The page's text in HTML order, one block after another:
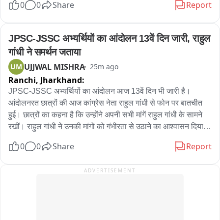
আশঙ্কা রয়েছে। নিত্যদিন ছোটখাটো দুর্ঘটনাও ঘটছে। 그는 অভিযোগ করেন,
দ্রুত ব্যবস্থা নিয়ে রাস্তা দখলমুক্ত ও নিরাপদ করার আবেদন জানান তিনি。
বিজেপির দাবি, রাস্তা থেকে অবিলম্বে নির্মাণসামগ্রী সরিয়ে স্বাভাবিক যান চলাচল
নিশ্চিত করতে হবে এবং ভবিষ্যতে যাতে জনসাধারণের ভোগান্তি না হয়, সে বিষয়ে
প্রশাসনকে কড়া নজরদারি করতে হবে。
সম্প্রতি পুর নগরোন্নয় দপ্তররে মন্ত্রী অগ্নিমিত্রা পাল দিয়েছেন নির্মান সামগ্রি
রাস্তায় ফেলে রাখলে ব্যবস্থা নেওয়া হবে।
বলেও পরিচিত ছিল এই বীর বাহাদুর। এলাকায় সন্ত্রাস তোলাবাজি সহ একাধিক
0 0 Share Report
JPSC-JSSC अभ्यर्थियों का आंदोलन 13वें दिन जारी, राहुल
गांधी ने समर्थन जताया
UM UJJWAL MISHRA 25m ago
Ranchi, Jharkhand:
JPSC-JSSC अभ्यर्थियों का आंदोलन आज 13वें दिन भी जारी है।
आंदोलनरत छात्रों की आज कांग्रेस नेता राहुल गांधी से फोन पर बातचीत
हुई। छात्रों का कहना है कि उन्होंने अपनी सभी मांगें राहुल गांधी के सामने
रखीं। राहुल गांधी ने उनकी मांगों को गंभीरता से उठाने का आश्वासन दिया है
हो सकती हैं। छात्रों का कहना है कि यदि बैठक में उनकी सभी प्रमुख मांगें
0 0 Share Report
ADVERTISEMENT